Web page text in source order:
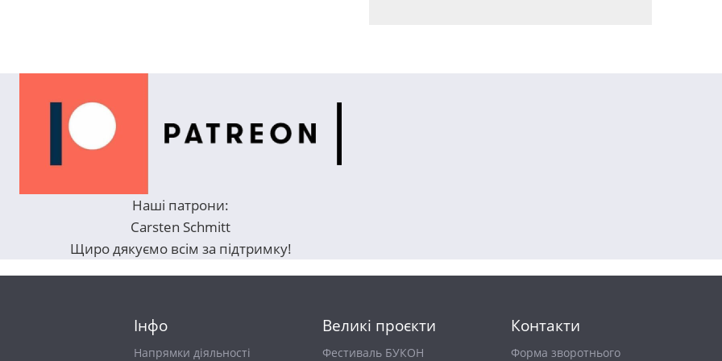
Наші патрони:
Carsten Schmitt
Щиро дякуємо всім за підтримку!
Інфо
Напрямки діяльності
Великі проєкти
Фестиваль БУКОН
Контакти
Форма зворотнього